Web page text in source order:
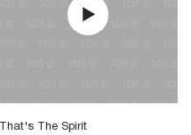
That's The Spirit